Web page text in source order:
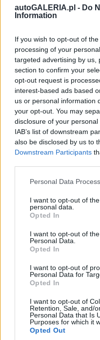
autoGALERIA.pl - Do
Information
If you wish to opt-out of
processing of your
targeted advertising by us,
section to confirm your
opt-out request is
interest-based ads based
us or personal information
your opt-out. You may
disclosure of your
IAB’s list of downstream
also be disclosed by us to
Downstream Participants
Please note that this
not limited to your visit or
grant or deny consent to
use your data for below
consent section.
Personal Data
I want to opt-out of
personal data.
Opted In
I want to opt-out of
Personal Data.
Opted In
I want to opt-out of
Personal Data for
Opted In
I want to opt-out of
Retention, Sale, and/
Personal Data that Is
Purposes for which it
Opted Out